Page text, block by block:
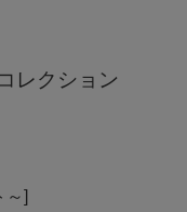
レクション
～]